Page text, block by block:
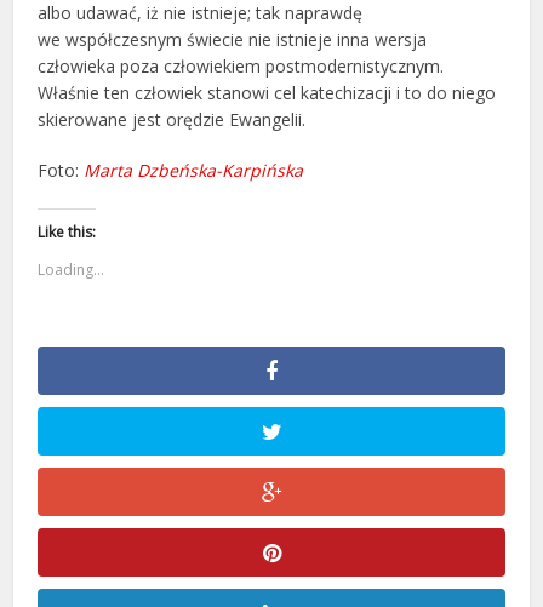
albo udawać, iż nie istnieje; tak naprawdę
we współczesnym świecie nie istnieje inna wersja
człowieka poza człowiekiem postmodernistycznym.
Właśnie ten człowiek stanowi cel katechizacji i to do niego
skierowane jest orędzie Ewangelii.
Foto: Marta Dzbeńska-Karpińska
Like this:
Loading...